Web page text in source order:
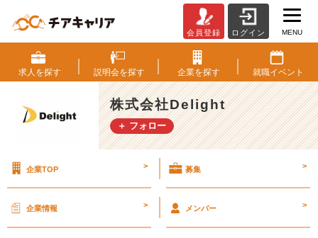
田
D
e
l
i
g
樹
【株
会員登録 ログイン MENU
求人を探す 説明会を探す 企業を探す 就職イベント
株式会社Delight
＋ フォロー
企業TOP > 募集 >
企業情報 > メンバー >